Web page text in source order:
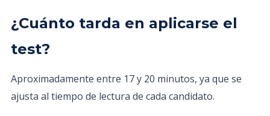
¿Cuánto tarda en aplicarse el
test?
Aproximadamente entre 17 y 20 minutos, ya que se
ajusta al tiempo de lectura de cada candidato.